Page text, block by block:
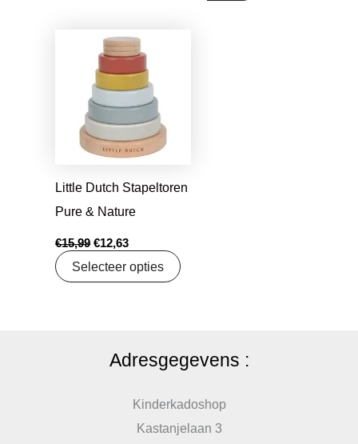
Little Dutch Stapeltoren
Pure & Nature
€15,99
Oorspronkelijke
prijs
was:
€15,99.
€12,63
Huidige
prijs
€12,63.
Selecteer opties
Adresgegevens :
Kinderkadoshop
Kastanjelaan 3